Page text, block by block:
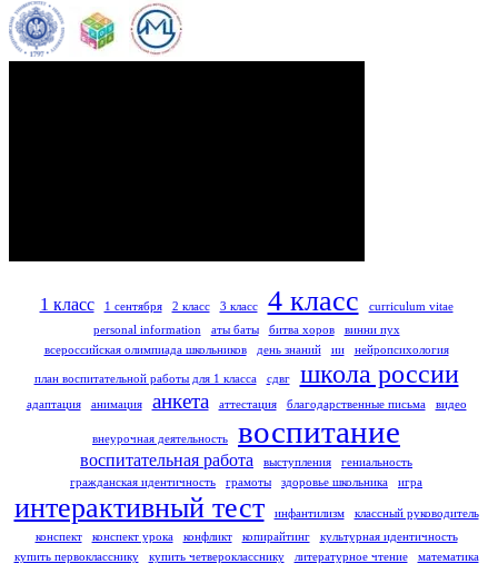
1 класс 1 сентября 2 класс 3 класс 4 класс
curriculum vitae
personal information
аты баты битва хоров
винни пух
всероссийская олимпиада школьников
день знаний ии нейропсихология
план воспитательной работы для 1 класса сдвг школа россии
адаптация анимация анкета аттестация благодарственные письма видео
внеурочная деятельность воспитание
воспитательная работа выступления
гениальность
гражданская идентичность
грамоты здоровье школьника игра
интерактивный тест инфантилизм
классный руководитель
конспект
конспект урока конфликт копирайтинг
культурная идентичность
купить первокласснику
купить четверокласснику литературное чтение
математика